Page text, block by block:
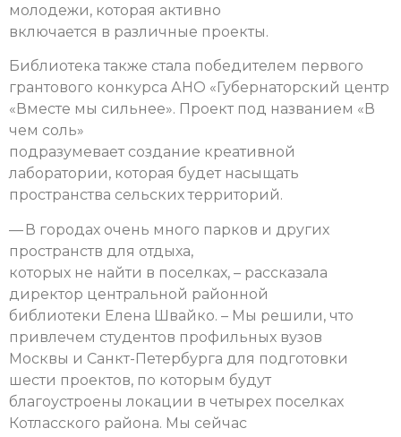
молодежи, которая активно
включается в различные проекты.
Библиотека также стала победителем первого
грантового конкурса АНО «Губернаторский центр
«Вместе мы сильнее». Проект под названием «В
чем соль»
подразумевает создание креативной
лаборатории, которая будет насыщать
пространства сельских территорий.
— В городах очень много парков и других
пространств для отдыха,
которых не найти в поселках, – рассказала
директор центральной районной
библиотеки Елена Швайко. – Мы решили, что
привлечем студентов профильных вузов
Москвы и Санкт-Петербурга для подготовки
шести проектов, по которым будут
благоустроены локации в четырех поселках
Котласского района. Мы сейчас